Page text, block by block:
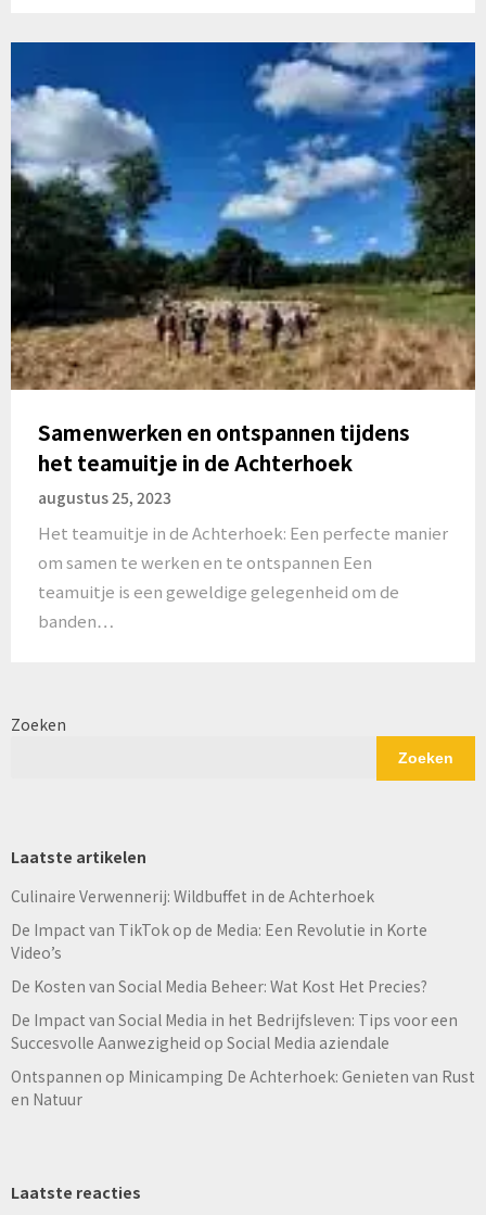
Samenwerken en ontspannen tijdens
het teamuitje in de Achterhoek
augustus 25, 2023
Het teamuitje in de Achterhoek: Een perfecte manier
om samen te werken en te ontspannen Een
teamuitje is een geweldige gelegenheid om de
banden…
Zoeken
Zoeken
Laatste artikelen
Culinaire Verwennerij: Wildbuffet in de Achterhoek
De Impact van TikTok op de Media: Een Revolutie in Korte
Video’s
De Kosten van Social Media Beheer: Wat Kost Het Precies?
De Impact van Social Media in het Bedrijfsleven: Tips voor een
Succesvolle Aanwezigheid op Social Media aziendale
Ontspannen op Minicamping De Achterhoek: Genieten van Rust
en Natuur
Laatste reacties